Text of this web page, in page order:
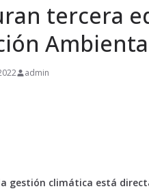
tercera
admin
gestión climática está